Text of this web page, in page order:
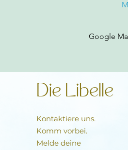
Google
Die Libelle
Kontaktiere uns.
Komm vorbei.
Melde deine